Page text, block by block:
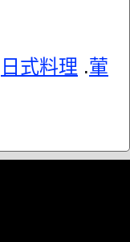
日式料理 .葷